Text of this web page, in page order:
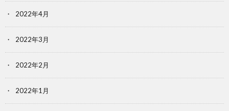
2022年4月
2022年3月
2022年2月
2022年1月